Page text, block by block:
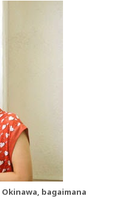
Okinawa, bagaimana